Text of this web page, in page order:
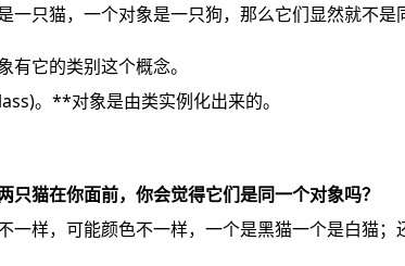
一只猫，一个对象是一只狗，那么它们显然就不是
它的类别这个概念。
。**对象是由类实例化出来的。
猫在你面前，你会觉得它们是同一个对象吗？
一样，可能颜色不一样，一个是黑猫一个是白猫；